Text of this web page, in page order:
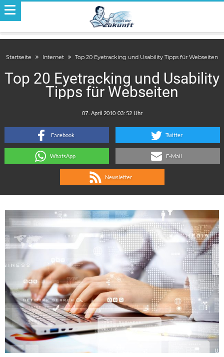
Startseite Internet Top 20 Eyetracking und Usability Tipps für Webseiten
Top 20 Eyetracking und Usability
Tipps für Webseiten
:
Facebook Twitter
WhatsApp E-Mail
Newsletter